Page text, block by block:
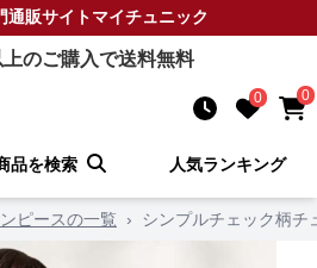
通販サイトマイチュニック
のご購入で送料無料
0 0
品を検索 人気ランキング
ピースの一覧 › シンプルチェック柄チ